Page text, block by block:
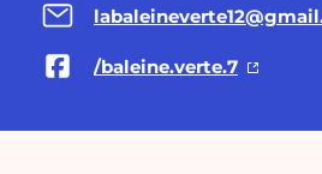
/baleine.verte.7